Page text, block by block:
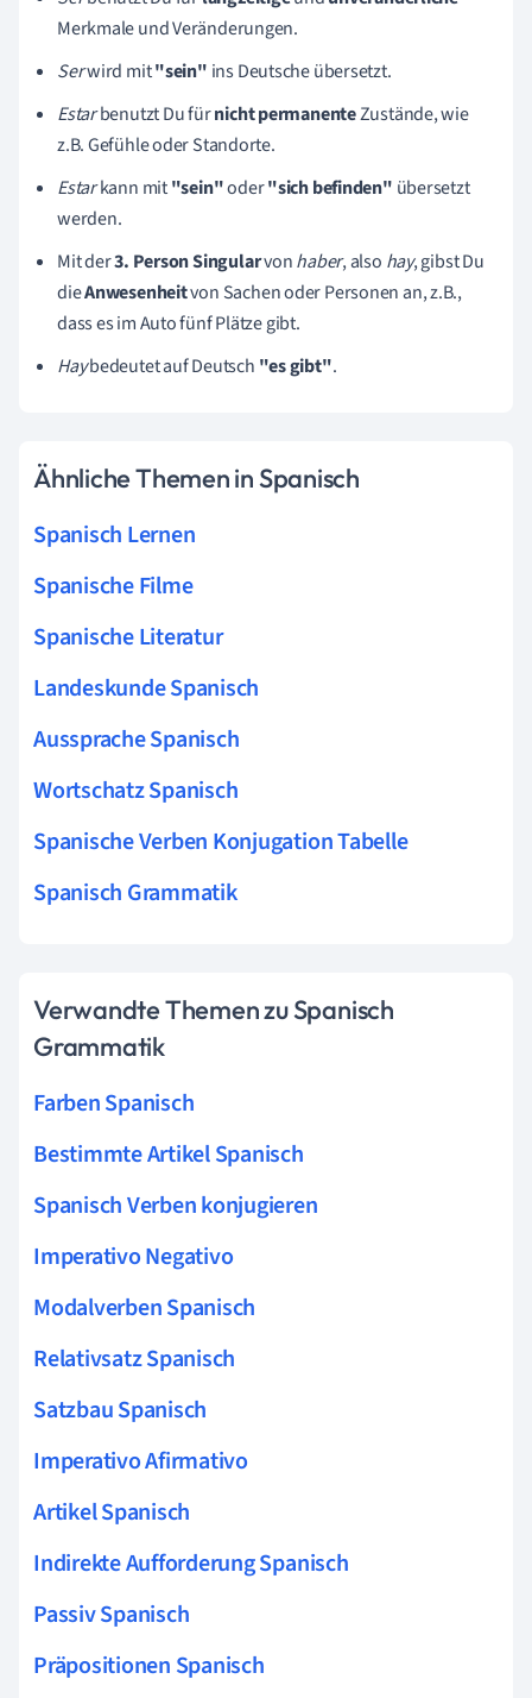
Merkmale und Veränderungen.
Serwird mit"sein" ins Deutsche übersetzt.
Estarbenutzt Du fürnicht permanenteZustände, wie
z.B. Gefühle oder Standorte.
Estarkann mit"sein"oder"sich befinden" übersetzt
werden.
Mit der3. Person Singularvonhaber, also hay, gibst Du
dieAnwesenheitvon Sachen oder Personen an, z.B.,
dass es im Auto fünf Plätze gibt.
Haybedeutet auf Deutsch "es gibt".
Ähnliche Themen in Spanisch
Spanisch Lernen
Spanische Filme
Spanische Literatur
Landeskunde Spanisch
Aussprache Spanisch
Wortschatz Spanisch
Spanische Verben Konjugation Tabelle
Spanisch Grammatik
Verwandte Themen zu Spanisch
Grammatik
Farben Spanisch
Bestimmte Artikel Spanisch
Spanisch Verben konjugieren
Imperativo Negativo
Modalverben Spanisch
Relativsatz Spanisch
Satzbau Spanisch
Imperativo Afirmativo
Artikel Spanisch
Indirekte Aufforderung Spanisch
Passiv Spanisch
Präpositionen Spanisch